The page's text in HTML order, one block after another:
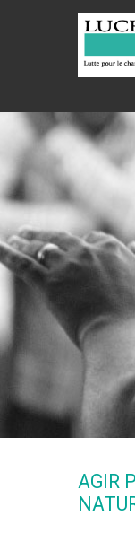
AGIR